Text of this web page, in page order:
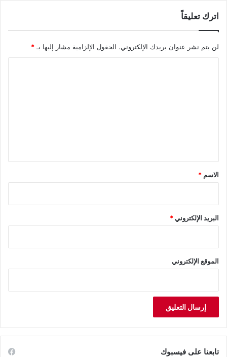
اترك تعليقاً
لن يتم نشر عنوان بريدك الإلكتروني. الحقول الإلزامية مشار إليها بـ *
*
الاسم *
البريد الإلكتروني*
الموقع الإلكتروني
تابعنا على فيسبوك